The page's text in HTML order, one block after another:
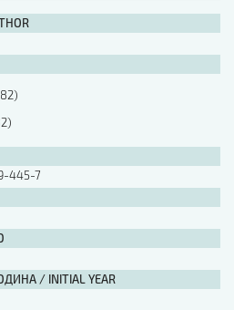
445-7
/ INITIAL YEAR